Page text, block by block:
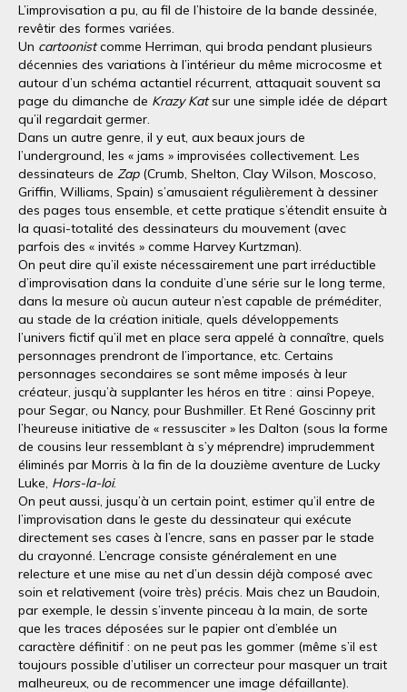
L’improvisation a pu, au fil de l’histoire de la bande dessinée,
revêtir des formes variées.
Un cartoonistcomme Herriman, qui broda pendant plusieurs
décennies des variations à l’intérieur du même microcosme et
autour d’un schéma actantiel récurrent, attaquait souvent sa
page du dimanche de Krazy Katsur une simple idée de départ
qu’il regardait germer.
Dans un autre genre, il y eut, aux beaux jours de
l’underground, les « jams » improvisées collectivement. Les
dessinateurs de Zap(Crumb, Shelton, Clay Wilson, Moscoso,
Griffin, Williams, Spain) s’amusaient régulièrement à dessiner
des pages tous ensemble, et cette pratique s’étendit ensuite à
la quasi-totalité des dessinateurs du mouvement (avec
parfois des « invités » comme Harvey Kurtzman).
On peut dire qu’il existe nécessairement une part irréductible
d’improvisation dans la conduite d’une série sur le long terme,
dans la mesure où aucun auteur n’est capable de préméditer,
au stade de la création initiale, quels développements
l’univers fictif qu’il met en place sera appelé à connaître, quels
personnages prendront de l’importance, etc. Certains
personnages secondaires se sont même imposés à leur
créateur, jusqu’à supplanter les héros en titre : ainsi Popeye,
pour Segar, ou Nancy, pour Bushmiller. Et René Goscinny prit
l’heureuse initiative de « ressusciter » les Dalton (sous la forme
de cousins leur ressemblant à s’y méprendre) imprudemment
éliminés par Morris à la fin de la douzième aventure de Lucky
Luke, Hors-la-loi.
On peut aussi, jusqu’à un certain point, estimer qu’il entre de
l’improvisation dans le geste du dessinateur qui exécute
directement ses cases à l’encre, sans en passer par le stade
du crayonné. L’encrage consiste généralement en une
relecture et une mise au net d’un dessin déjà composé avec
soin et relativement (voire très) précis. Mais chez un Baudoin,
par exemple, le dessin s’invente pinceau à la main, de sorte
que les traces déposées sur le papier ont d’emblée un
caractère définitif : on ne peut pas les gommer (même s’il est
toujours possible d’utiliser un correcteur pour masquer un trait
malheureux, ou de recommencer une image défaillante).